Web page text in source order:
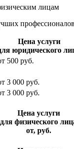
лицам
Цена услуги
юридического
500 руб.
3 000 руб.
3 000 руб.
Цена услуги
для физического
от, руб.